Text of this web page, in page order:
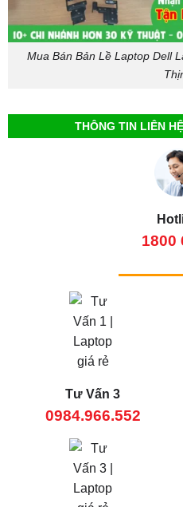
Mua Bán Bản Lề Laptop Dell
THÔNG TIN LIÊN
1800
Tư Vấn 3
0984.966.552